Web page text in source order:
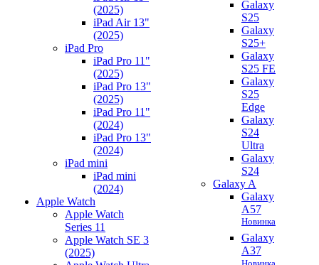
(2025)
iPad Air 13"
(2025)
iPad Pro
iPad Pro 11"
(2025)
iPad Pro 13"
(2025)
iPad Pro 11"
(2024)
iPad Pro 13"
(2024)
iPad mini
iPad mini
(2024)
Apple Watch
Apple Watch
Series 11
Apple Watch SE 3
(2025)
Galaxy
S25
Galaxy
S25+
Galaxy
S25 FE
Galaxy
S25
Edge
Galaxy
S24
Ultra
Galaxy
S24
Galaxy A
Galaxy
A57
Новинка
Galaxy
A37
Новинка